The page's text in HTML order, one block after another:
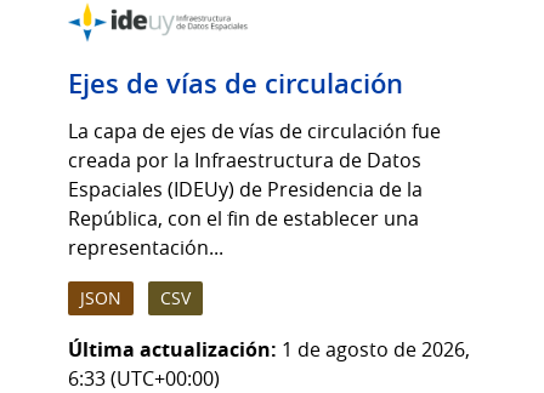
Ejes de vías de circulación
La capa de ejes de vías de circulación fue
creada por la Infraestructura de Datos
Espaciales (IDEUy) de Presidencia de la
República, con el fin de establecer una
representación...
JSON CSV
Última actualización: 1 de agosto de 2026,
6:33 (UTC+00:00)